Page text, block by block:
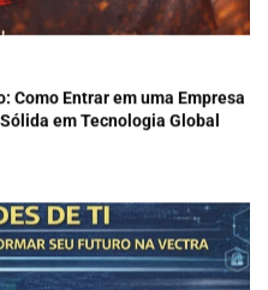
Como Entrar em uma Empresa
em Tecnologia Global